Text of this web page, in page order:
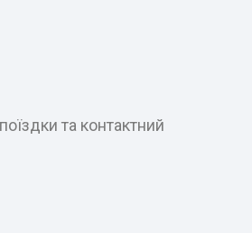
та контактний